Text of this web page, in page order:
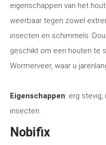
eigenschappen van het
weerbaar tegen zowel
insecten en schimmels.
geschikt om een houten te
Wormerveer, waar u
Eigenschappen: erg
insecten.
Nobifix